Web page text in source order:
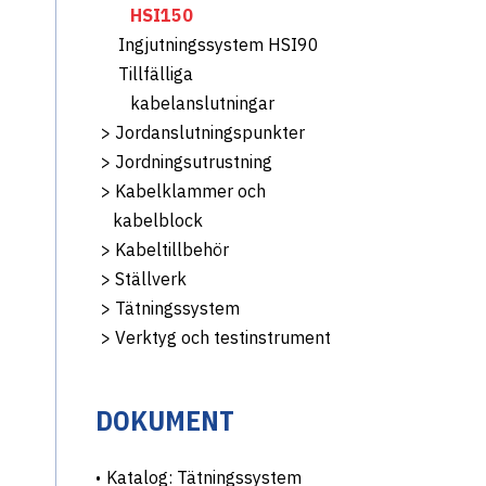
HSI150
Ingjutningssystem HSI90
Tillfälliga
kabelanslutningar
> Jordanslutningspunkter
> Jordningsutrustning
> Kabelklammer och
kabelblock
> Kabeltillbehör
> Ställverk
> Tätningssystem
> Verktyg och testinstrument
DOKUMENT
Katalog: Tätningssystem